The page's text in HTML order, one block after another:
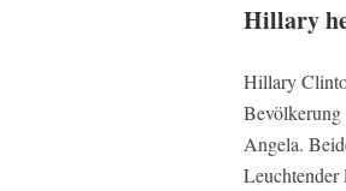
Hillary
Hillary
Bevölkerung
Angela.